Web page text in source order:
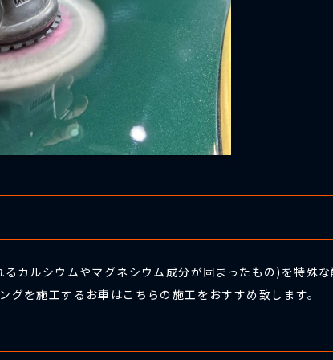
カルシウムやマグネシウム成分が固まったもの)を特殊
を施工するお車はこちらの施工をおすすめ致します。